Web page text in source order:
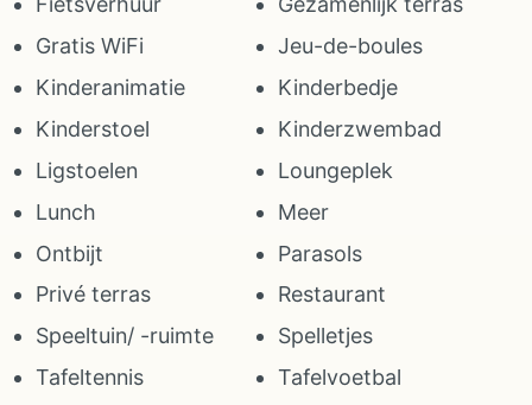
Gratis WiFi
Jeu-de-boules
Kinderanimatie
Kinderbedje
Kinderstoel
Kinderzwembad
Ligstoelen
Loungeplek
Lunch
Meer
Ontbijt
Parasols
Privé terras
Restaurant
Speeltuin/ -ruimte
Spelletjes
Tafeltennis
Tafelvoetbal